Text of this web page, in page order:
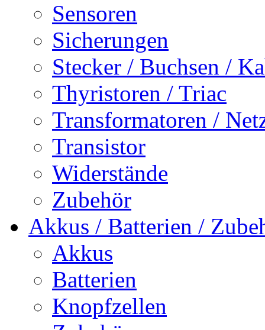
Sensoren
Sicherungen
Stecker / Buchsen /
Thyristoren / Triac
Transformatoren /
Transistor
Widerstände
Zubehör
Akkus / Batterien /
Akkus
Batterien
Knopfzellen